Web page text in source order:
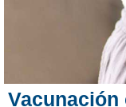
Vacunación